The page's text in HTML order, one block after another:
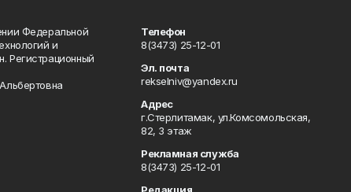
Федеральной
и
Регистрационный
Телефон
8(3473) 25-12-01
Эл. почта
rekselniv@yandex.ru
Адрес
г.Стерлитамак, ул.Комсомольская,
82, 3 этаж
Рекламная служба
8(3473) 25-12-01